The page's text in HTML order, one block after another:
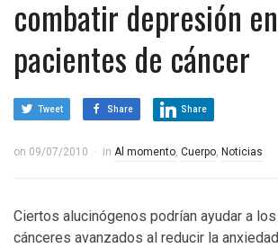
combatir depresión en
pacientes de cáncer
Tweet Share Share
on 09/07/2010 in Al momento, Cuerpo, Noticias
Ciertos alucinógenos podrían ayudar a
cánceres avanzados al reducir la